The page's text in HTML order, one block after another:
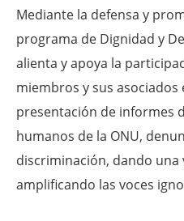
Mediante la defensa y
programa de Dignidad y
alienta y apoya la
miembros y sus
presentación de informes
humanos de la ONU,
discriminación, dando una
amplificando las voces